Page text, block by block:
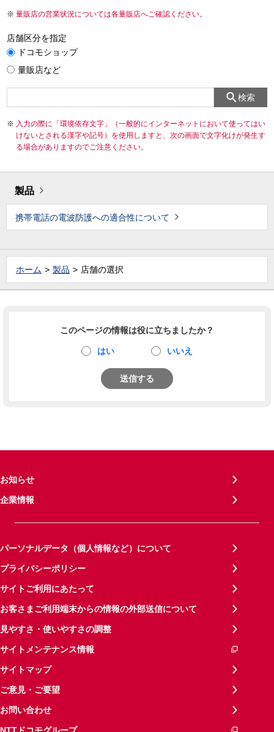
量販店の営業状況については各量販店へご確認ください。
店舗区分を指定
ドコモショップ
量販店など
検索
入力の際に「環境依存文字」（一般的にインターネットにおいて使ってはい
けないとされる漢字や記号）を使用しますと、次の画面で文字化けが発生す
る場合がありますのでご注意ください。
製品
携帯電話の電波防護への適合性について
ホーム 製品 店舗の選択
このページの情報は役に立ちましたか？
はい いいえ
送信する
お知らせ
企業情報
パーソナルデータ（個人情報など）について
プライバシーポリシー
サイトご利用にあたって
お客さまご利用端末からの情報の外部送信について
見やすさ・使いやすさの調整
サイトメンテナンス情報
サイトマップ
ご意見・ご要望
お問い合わせ
NTTドコモグループ